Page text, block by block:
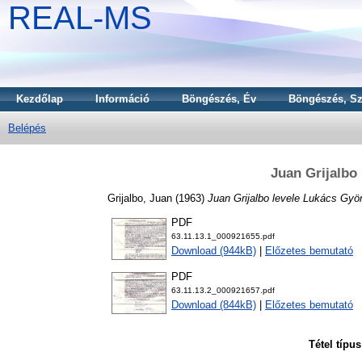
REAL-MS
Kezdőlap Információ Böngészés, Év Böngészés,
Belépés
Juan Grijalbo
Grijalbo, Juan (1963) Juan Grijalbo levele Lukács
PDF
63.11.13.1_000921655.pdf
Download (944kB) Előzetes bemutató
PDF
63.11.13.2_000921657.pdf
Download (844kB) Előzetes bemutató
Tétel